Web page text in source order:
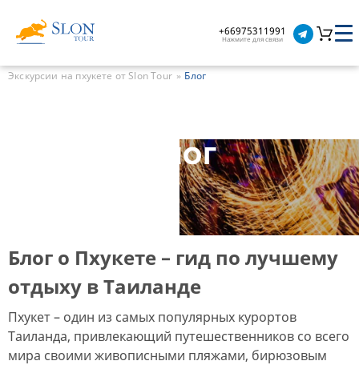
+66975311991
Нажмите для связи
Экскурсии на пхукете от Slon Tour Блог
Блог
Блог о Пхукете – гид по лучшему
отдыху в Таиланде
Пхукет – один из самых популярных курортов
Таиланда, привлекающий путешественников со всего
мира своими живописными пляжами, бирюзовым